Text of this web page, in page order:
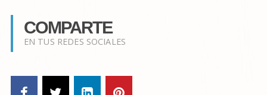
COMPARTE
EN TUS REDES SOCIALES